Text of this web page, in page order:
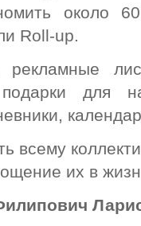
около
Roll-up.
для
всему
их в